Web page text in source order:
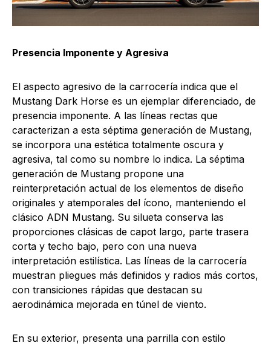
Presencia Imponente y Agresiva
El aspecto agresivo de la carrocería indica que el
Mustang Dark Horse es un ejemplar diferenciado, de
presencia imponente. A las líneas rectas que
caracterizan a esta séptima generación de Mustang,
se incorpora una estética totalmente oscura y
agresiva, tal como su nombre lo indica. La séptima
generación de Mustang propone una
reinterpretación actual de los elementos de diseño
originales y atemporales del ícono, manteniendo el
clásico ADN Mustang. Su silueta conserva las
proporciones clásicas de capot largo, parte trasera
corta y techo bajo, pero con una nueva
interpretación estilística. Las líneas de la carrocería
muestran pliegues más definidos y radios más cortos,
con transiciones rápidas que destacan su
aerodinámica mejorada en túnel de viento.
En su exterior, presenta una parrilla con estilo